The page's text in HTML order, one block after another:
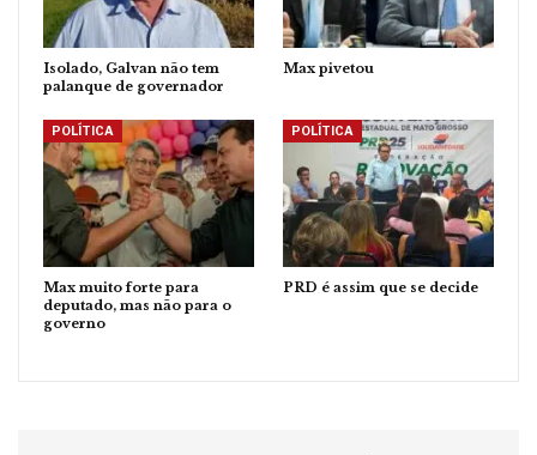
Isolado, Galvan não tem
palanque de governador
Max pivetou
POLÍTICA
Max muito forte para
deputado, mas não para o
governo
POLÍTICA
PRD é assim que se decide